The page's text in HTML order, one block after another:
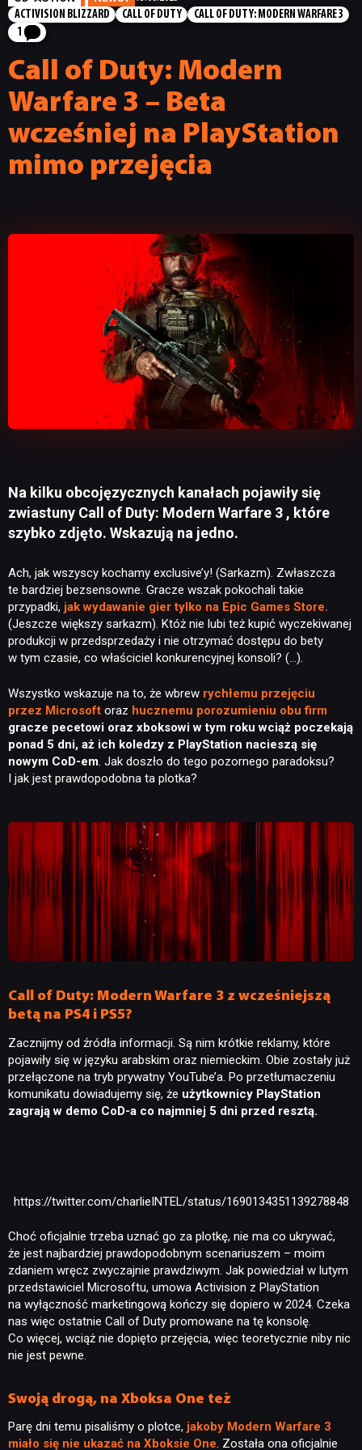
NEWSY
RECENZJE
PUBLICYSTYKA
ACTIVISION BLIZZARD
CALL OF DUTY
CALL OF DUTY: MODERN WARFARE 3
1
Call of Duty: Modern
Warfare 3 – Beta
wcześniej na PlayStation
mimo przejęcia
Na kilku obcojęzycznych kanałach pojawiły się
zwiastuny Call of Duty: Modern Warfare 3 , które
szybko zdjęto. Wskazują na jedno.
Ach, jak wszyscy kochamy exclusive’y! (Sarkazm). Zwłaszcza
te bardziej bezsensowne. Gracze wszak pokochali takie
przypadki, jak wydawanie gier tylko na Epic Games Store.
(Jeszcze większy sarkazm). Któż nie lubi też kupić wyczekiwanej
produkcji w przedsprzedaży i nie otrzymać dostępu do bety
w tym czasie, co właściciel konkurencyjnej konsoli? (…).
Wszystko wskazuje na to, że wbrew rychłemu przejęciu
przez Microsoft oraz hucznemu porozumieniu obu firm
gracze pecetowi oraz xboksowi w tym roku wciąż poczekają
ponad 5 dni, aż ich koledzy z PlayStation nacieszą się
nowym CoD-em . Jak doszło do tego pozornego paradoksu?
I jak jest prawdopodobna ta plotka?
Call of Duty: Modern Warfare 3 z wcześniejszą
betą na PS4 i PS5?
Zacznijmy od źródła informacji. Są nim krótkie reklamy, które
pojawiły się w języku arabskim oraz niemieckim. Obie zostały już
przełączone na tryb prywatny YouTube’a. Po przetłumaczeniu
komunikatu dowiadujemy się, że użytkownicy PlayStation
zagrają w demo CoD-a co najmniej 5 dni przed resztą.
https://twitter.com/charlieINTEL/status/1690134351139278848
Choć oficjalnie trzeba uznać go za plotkę, nie ma co ukrywać,
że jest najbardziej prawdopodobnym scenariuszem – moim
zdaniem wręcz zwyczajnie prawdziwym. Jak powiedział w lutym
przedstawiciel Microsoftu, umowa Activision z PlayStation
na wyłączność marketingową kończy się dopiero w 2024. Czeka
nas więc ostatnie Call of Duty promowane na tę konsolę.
Co więcej, wciąż nie dopięto przejęcia, więc teoretycznie niby nic
nie jest pewne.
Swoją drogą, na Xboksa One też
Parę dni temu pisaliśmy o plotce, jakoby Modern Warfare 3
miało się nie ukazać na Xboksie One. Została ona oficjalnie